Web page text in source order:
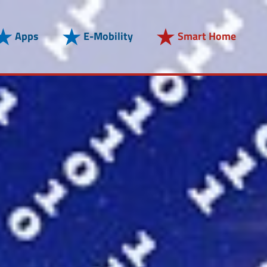
Apps E-Mobility Smart Home